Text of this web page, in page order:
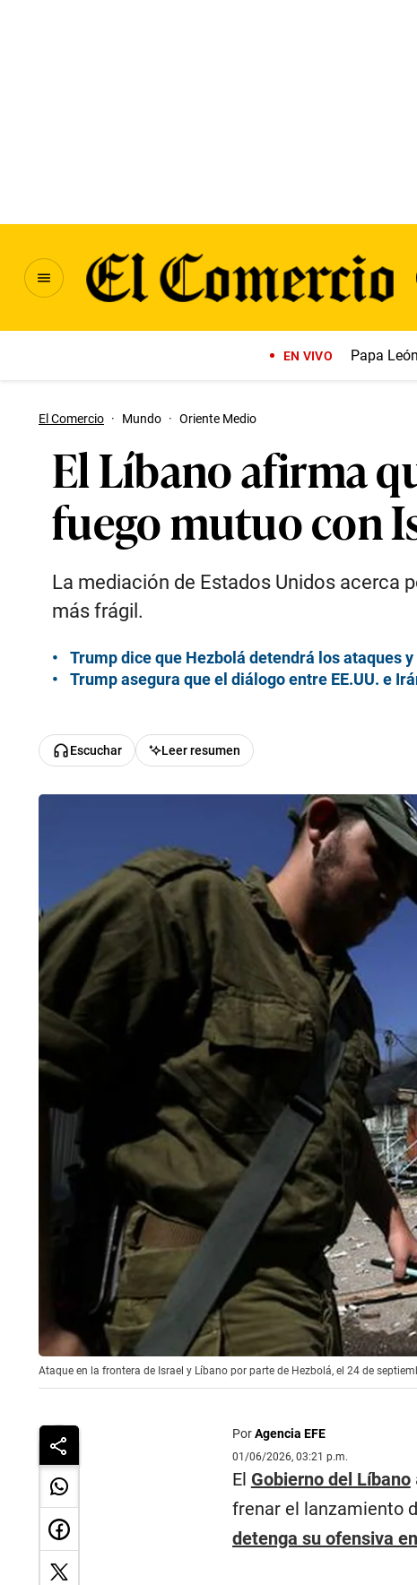
EN VIVO Papa
El Comercio · Mundo · Oriente Medio
El Líbano afirma
fuego mutuo con
La mediación de Estados Unidos acerca
más frágil.
Trump dice que Hezbolá detendrá los ataques
Trump asegura que el diálogo entre EE.UU. e
Escuchar Leer resumen
Ataque en la frontera de Israel y Líbano por parte de Hezbolá, el 24 de
PorAgencia EFE
01/06/2026, 03:21 p.m.
El Gobierno del Líbano
frenar el lanzamiento
detenga su ofensiva